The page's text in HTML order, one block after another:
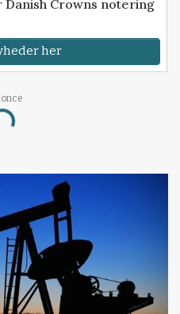
Crowns notering
her